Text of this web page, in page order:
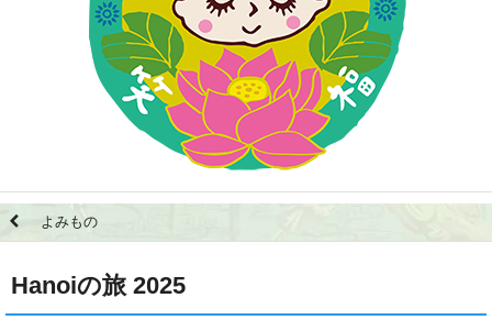
よみもの
Hanoiの旅 2025